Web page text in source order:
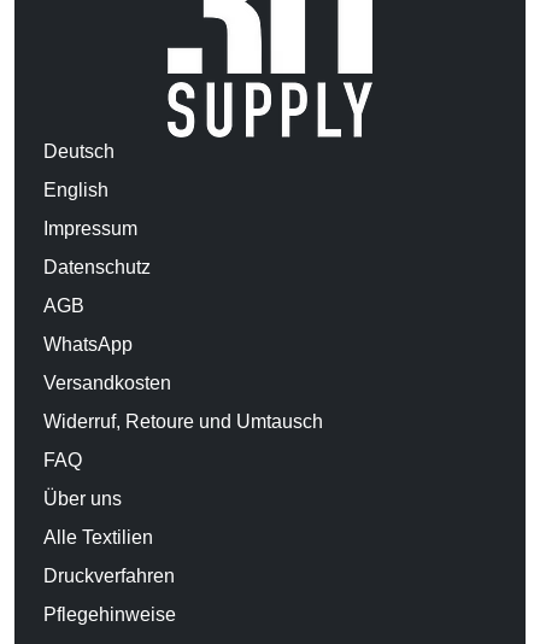
Deutsch
English
Impressum
Datenschutz
AGB
WhatsApp
Versandkosten
Widerruf, Retoure und Umtausch
FAQ
Über uns
Alle Textilien
Druckverfahren
Pflegehinweise